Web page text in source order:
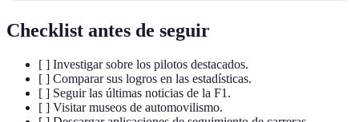
Checklist antes de seguir
[ ] Investigar sobre los pilotos destacados.
[ ] Comparar sus logros en las estadísticas.
[ ] Seguir las últimas noticias de la F1.
[ ] Visitar museos de automovilismo.